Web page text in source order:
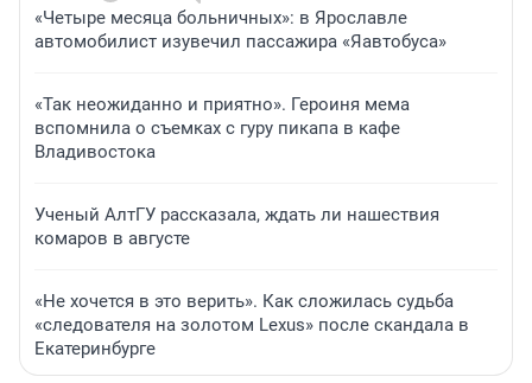
«Четыре месяца больничных»: в Ярославле
автомобилист изувечил пассажира «Яавтобуса»
«Так неожиданно и приятно». Героиня мема
вспомнила о съемках с гуру пикапа в кафе
Владивостока
Ученый АлтГУ рассказала, ждать ли нашествия
комаров в августе
«Не хочется в это верить». Как сложилась судьба
«следователя на золотом Lexus» после скандала в
Екатеринбурге